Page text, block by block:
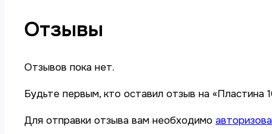
Отзывы
Отзывов пока нет.
Будьте первым, кто оставил отзыв на «Пластина
Для отправки отзыва вам необходимо